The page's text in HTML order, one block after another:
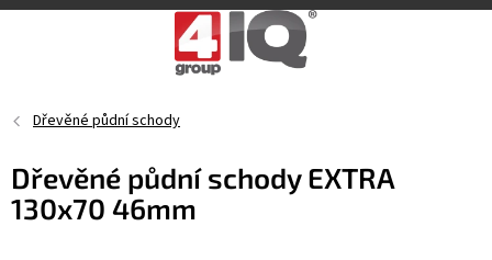
Dřevěné půdní schody
Dřevěné půdní schody EXTRA
130x70 46mm